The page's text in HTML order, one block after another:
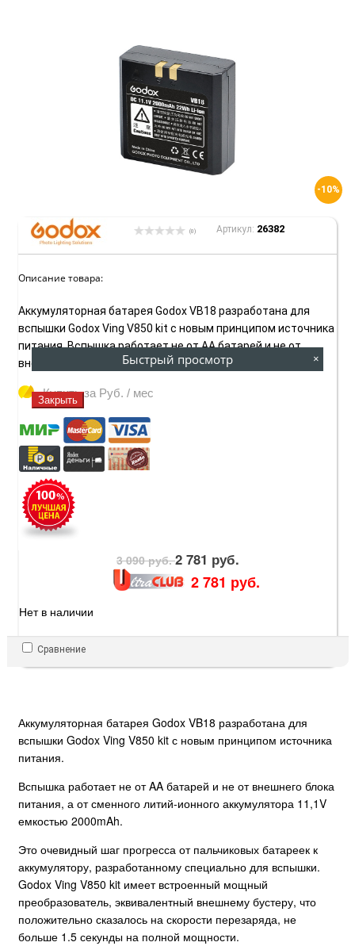
-10%
(0) Артикул: 26382
Описание товара:
Аккумуляторная батарея Godox VB18 разработана для
вспышки Godox Ving V850 kit с новым принципом источника
питания. Вспышка работает не от AA батарей и не от
внешнего блока питания, а от сменного литий-ионного ...
Купить за Руб. / мес
3 090 руб.2 781 руб.
2 781 руб.
Нет в наличии
Сравнение
Аккумуляторная батарея Godox VB18 разработана для
вспышки Godox Ving V850 kit с новым принципом источника
питания.
Вспышка работает не от AA батарей и не от внешнего блока
питания, а от сменного литий-ионного аккумулятора 11,1V
емкостью 2000mAh.
Это очевидный шаг прогресса от пальчиковых батареек к
аккумулятору, разработанному специально для вспышки.
Godox Ving V850 kit имеет встроенный мощный
преобразователь, эквивалентный внешнему бустеру, что
положительно сказалось на скорости перезаряда, не
больше 1.5 секунды на полной мощности.
Быстрый просмотр ×
Закрыть